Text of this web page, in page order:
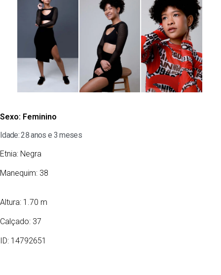
Sexo: Feminino
Idade: 28 anos e 3 meses
Etnia: Negra
Manequim: 38
Altura: 1.70 m
Calçado: 37
ID: 14792651